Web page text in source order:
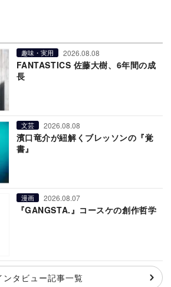
趣味・実用 2026.08.08
FANTASTICS 佐藤大樹、6年間の成
長
文芸 2026.08.08
濱口竜介が紐解くブレッソンの『覚
書』
漫画 2026.08.07
『GANGSTA.』コースケの創作哲学
ンタビュー記事一覧